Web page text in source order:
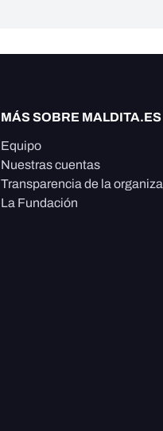
MÁS SOBRE MALDITA.ES
Equipo
Nuestras cuentas
Transparencia de la
La Fundación